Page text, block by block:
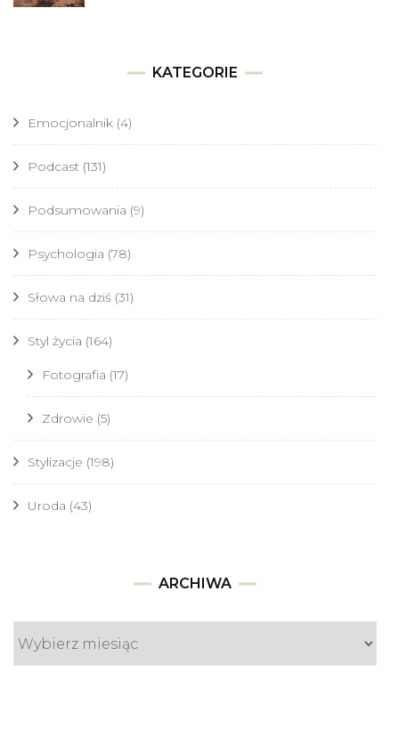
KATEGORIE
Emocjonalnik (4)
Podcast (131)
Podsumowania (9)
Psychologia (78)
Słowa na dziś (31)
Styl życia (164)
Fotografia (17)
Zdrowie (5)
Stylizacje (198)
Uroda (43)
ARCHIWA
Archiwa